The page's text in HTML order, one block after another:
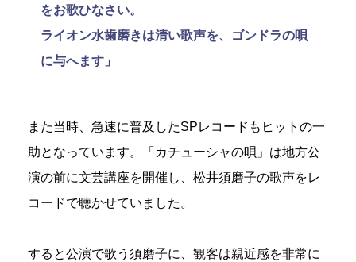
をお歌ひなさい。
ライオン水歯磨きは清い歌声を、ゴンドラの唄
に与へます」
また当時、急速に普及したSPレコードもヒットの一
助となっています。「カチューシャの唄」は地方公
演の前に文芸講座を開催し、松井須磨子の歌声をレ
コードで聴かせていました。
すると公演で歌う須磨子に、観客は親近感を非常に